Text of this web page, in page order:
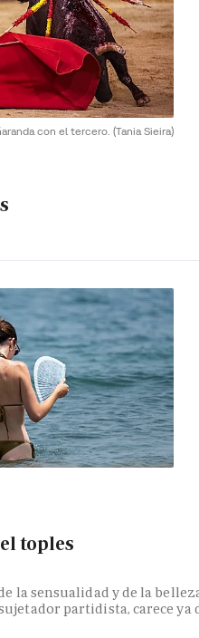
con el tercero. (Tania Sieira)
toples
la sensualidad y de la
partidista, carece ya